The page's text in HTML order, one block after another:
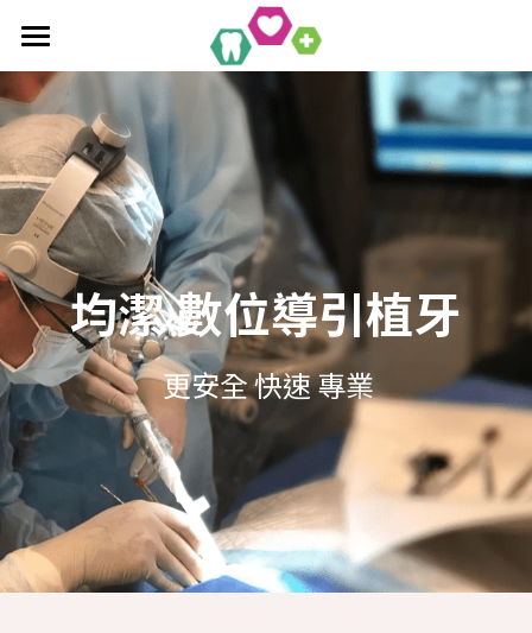
首頁
全口重建療程
單科/多顆植牙療程
All-On-4/6一日全口重建
覆蓋性義齒
數位導引植牙
吸附式活動假牙
作品集
吸附式假牙作品集
植牙相關作品集
醫療新知
聯絡均潔
均潔 數位導引植牙
更安全 快速 專業
部落格分類
最新消息
植牙相關知識